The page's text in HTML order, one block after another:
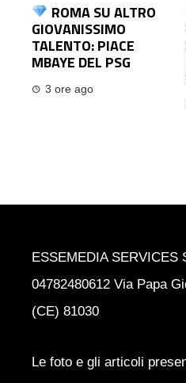
ROMA SU ALTRO
GIOVANISSIMO
TALENTO: PIACE
MBAYE DEL PSG
3 ore ago
ESSEMEDIA SERVICES
04782480612 Via Papa
(CE) 81030
Le foto e gli articoli